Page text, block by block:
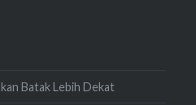
Batak Lebih Dekat